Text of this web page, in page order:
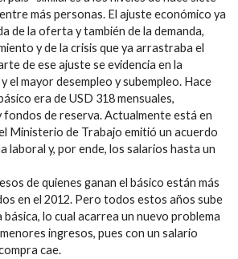
más personas. El ajuste económico ya
de la oferta y también de la demanda,
y de la crisis que ya arrastraba el
de ese ajuste se evidencia en la
el mayor desempleo y subempleo. Hace
era de USD 318 mensuales,
fondos de reserva. Actualmente está en
Ministerio de Trabajo emitió un acuerdo
laboral y, por ende, los salarios hasta un
de quienes ganan el básico están más
en el 2012. Pero todos estos años sube
lo cual acarrea un nuevo problema
ingresos, pues con un salario
cae.